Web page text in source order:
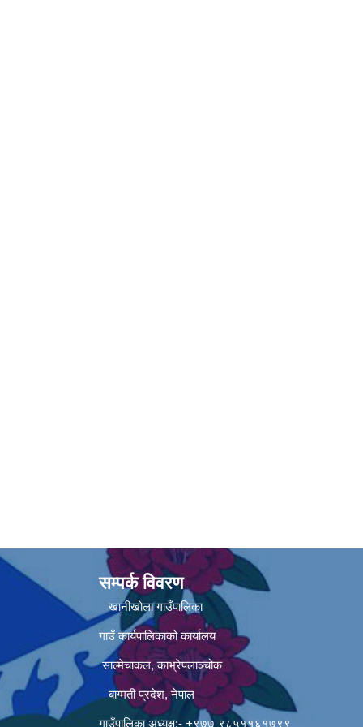
सम्पर्क विवरण
खानीखोला गाउँपालिका
गाउँ कार्यपालिकाको कार्यालय
साल्मेचाकल, काभ्रेपलाञ्चोक
बाग्मती प्रदेश, नेपाल
गाउँपालिका अध्यक्ष:- +९७७ ९८५११६१७९९